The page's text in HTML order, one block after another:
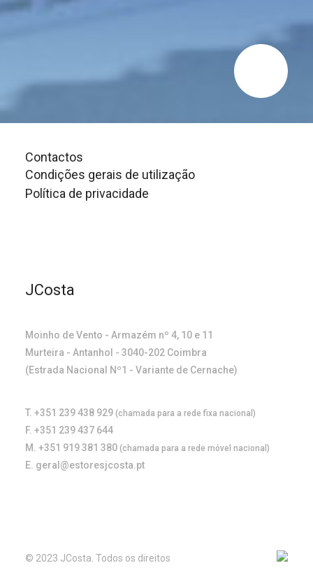
Contactos
Condições gerais de utilização
Política de privacidade
JCosta
Moinho de Vento - Armazém nº 4, 10 e 11
Murteira - Antanhol - 3040-202 Coimbra
(Estrada Nacional Nº1 - Variante de Cernache)
T. +351 239 438 929 (chamada para a rede fixa nacional)
F. +351 239 437 644
M. +351 919 381 380 (chamada para a rede móvel nacional)
E. geral@estoresjcosta.pt
© 2023 JCosta. Todos os direitos